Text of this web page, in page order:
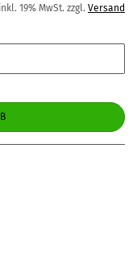
inkl. 19% MwSt. zzgl. Versand